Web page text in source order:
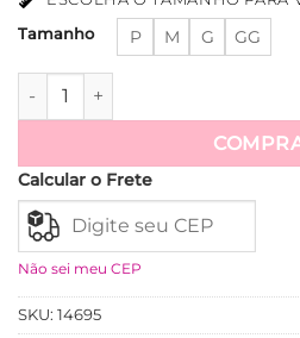
Ver mais
Tamanho P M G GG
Chemise Linhocel Com
Calcular o Frete
Não sei meu CEP
SKU: 14695